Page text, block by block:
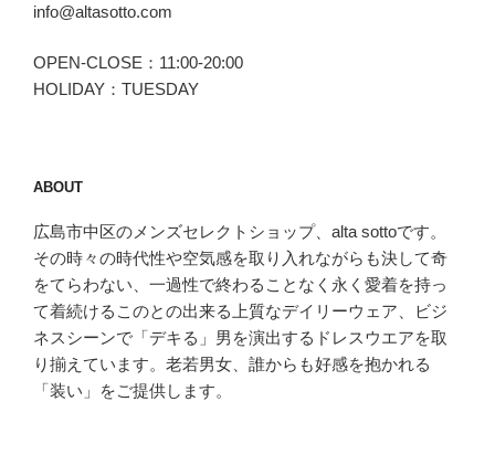
チ。”
info@altasotto.com
OPEN-CLOSE：11:00-20:00
HOLIDAY：TUESDAY
ABOUT
広島市中区のメンズセレクトショップ、alta sottoです。
その時々の時代性や空気感を取り入れながらも決して奇
をてらわない、一過性で終わることなく永く愛着を持っ
て着続けるこのとの出来る上質なデイリーウェア、ビジ
ネスシーンで「デキる」男を演出するドレスウエアを取
り揃えています。老若男女、誰からも好感を抱かれる
「装い」をご提供します。